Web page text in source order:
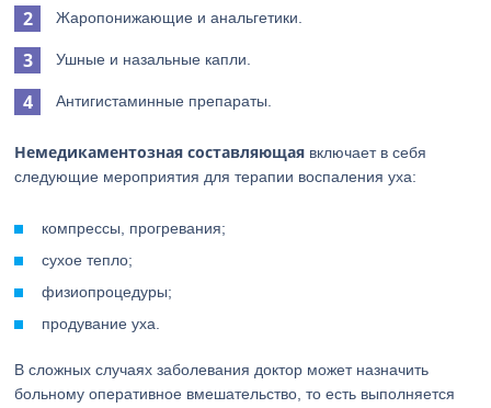
Жаропонижающие и анальгетики.
Ушные и назальные капли.
Антигистаминные препараты.
Немедикаментозная составляющая включает в себя
следующие мероприятия для терапии воспаления уха:
компрессы, прогревания;
сухое тепло;
физиопроцедуры;
продувание уха.
В сложных случаях заболевания доктор может назначить
больному оперативное вмешательство, то есть выполняется